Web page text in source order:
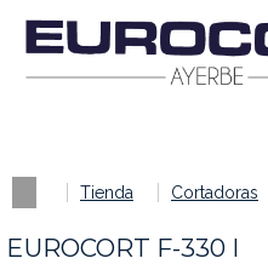
Tienda Cortadoras
EUROCORT F-330 I